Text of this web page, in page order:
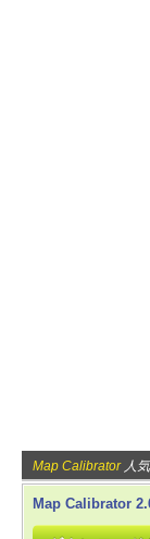
Map Calibrator人
Map Calibrator